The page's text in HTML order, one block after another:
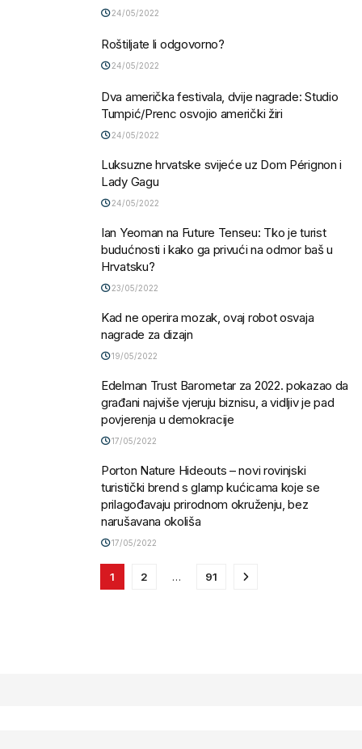
24/05/2022
Roštiljate li odgovorno?
24/05/2022
Dva američka festivala, dvije nagrade: Studio
Tumpić/Prenc osvojio američki žiri
24/05/2022
Luksuzne hrvatske svijeće uz Dom Pérignon i
Lady Gagu
24/05/2022
Ian Yeoman na Future Tenseu: Tko je turist
budućnosti i kako ga privući na odmor baš u
Hrvatsku?
23/05/2022
Kad ne operira mozak, ovaj robot osvaja
nagrade za dizajn
19/05/2022
Edelman Trust Barometar za 2022. pokazao da
građani najviše vjeruju biznisu, a vidljiv je pad
povjerenja u demokracije
17/05/2022
Porton Nature Hideouts – novi rovinjski
turistički brend s glamp kućicama koje se
prilagođavaju prirodnom okruženju, bez
narušavana okoliša
17/05/2022
1 2 … 91